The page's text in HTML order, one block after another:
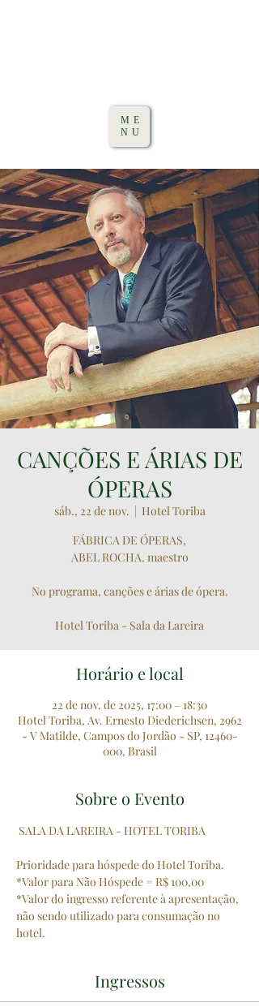
ME
NU
CANÇÕES E ÁRIAS DE
ÓPERAS
sáb., 22 de nov.
  |
Hotel Toriba
FÁBRICA DE ÓPERAS,
ABEL ROCHA. maestro
No programa, canções e árias de ópera.
Hotel Toriba - Sala da Lareira
Horário e local
22 de nov. de 2025, 17:00 – 18:30
Hotel Toriba, Av. Ernesto Diederichsen, 2962
- V Matilde, Campos do Jordão - SP, 12460-
000, Brasil
Sobre o Evento
SALA DA LAREIRA - HOTEL TORIBA
Prioridade para hóspede do Hotel Toriba.
*Valor para Não Hóspede = R$ 100,00
*Valor do ingresso referente à apresentação,
não sendo utilizado para consumação no
hotel.
Ingressos